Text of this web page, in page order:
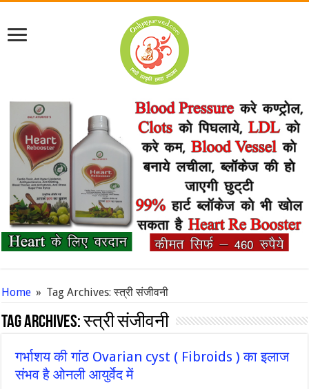
Home » Tag Archives: स्त्री संजीवनी
Tag Archives:स्त्री संजीवनी
गर्भाशय की गांठ Ovarian cyst ( Fibroids ) का इलाज
संभव है ओनली आयुर्वेद में